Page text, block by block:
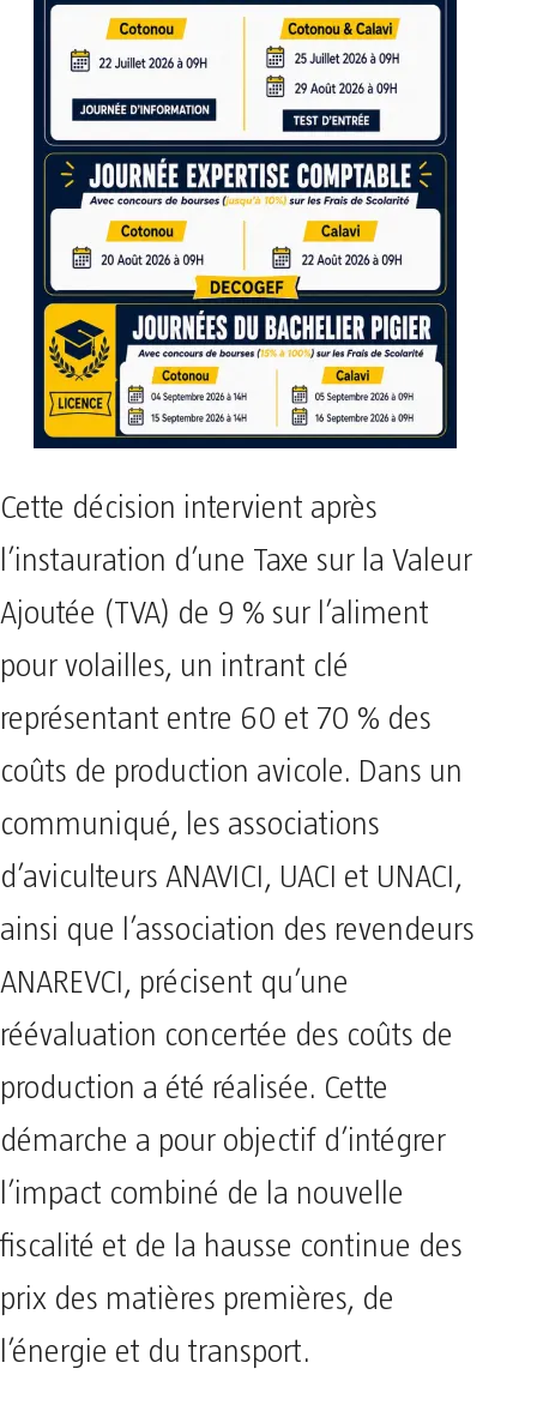
Cette décision intervient après
l’instauration d’une Taxe sur la Valeur
Ajoutée (TVA) de 9 % sur l’aliment
pour volailles, un intrant clé
représentant entre 60 et 70 % des
coûts de production avicole. Dans un
communiqué, les associations
d’aviculteurs ANAVICI, UACI et UNACI,
ainsi que l’association des revendeurs
ANAREVCI, précisent qu’une
réévaluation concertée des coûts de
production a été réalisée. Cette
démarche a pour objectif d’intégrer
l’impact combiné de la nouvelle
fiscalité et de la hausse continue des
prix des matières premières, de
l’énergie et du transport.